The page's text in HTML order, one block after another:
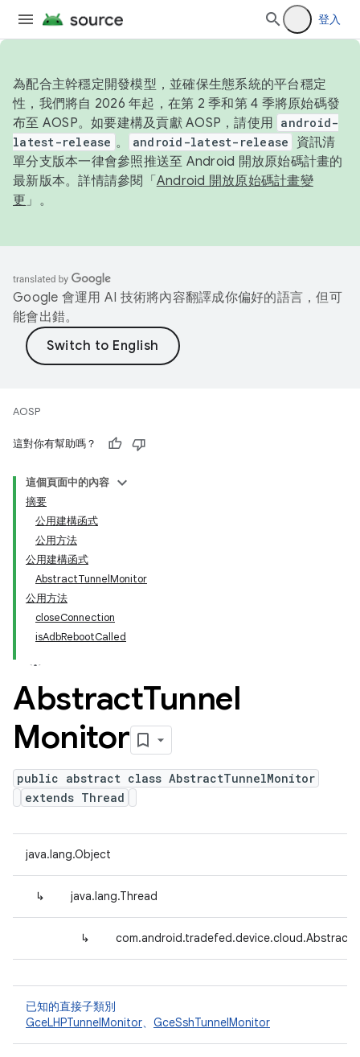
登入
為配合主幹穩定開發模型，並確保生態系統的平台穩定
性，我們將自 2026 年起，在第 2 季和第 4 季將原始碼發
布至 AOSP。如要建構及貢獻 AOSP，請使用 android-
latest-release 。 android-latest-release
資訊清
單分支版本一律會參照推送至 Android 開放原始碼計畫的
最新版本。詳情請參閱「 Android 開放原始碼計畫變
更 」。
Google 會運用 AI 技術將內容翻譯成你偏好的語言，但可
能會出錯。
AOSP
這對你有幫助嗎？
這個頁面中的內容
摘要
公用建構函式
公用方法
公用建構函式
AbstractTunnelMonitor
公用方法
closeConnection
isAdbRebootCalled
AbstractTunnel
Monitor
public abstract class AbstractTunnelMonitor
extends Thread
java.lang.Object
↳ java.lang.Thread
↳
已知的直接子類別
GceLHPTunnelMonitor、 GceSshTunnelMonitor